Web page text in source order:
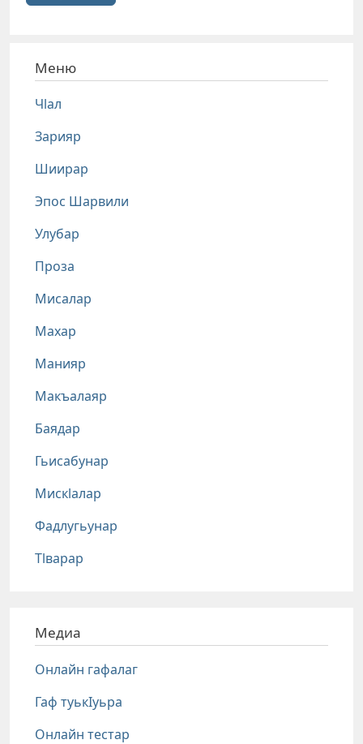
Меню
Чlал
Зарияр
Шиирар
Эпос Шарвили
Улубар
Проза
Мисалар
Махар
Манияр
Макъалаяр
Баядар
Гьисабунар
Мискlалар
Фадлугьунар
Тlварар
Медиа
Онлайн гафалаг
Гаф туькIуьра
Онлайн тестар